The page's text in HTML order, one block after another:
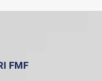
FMF